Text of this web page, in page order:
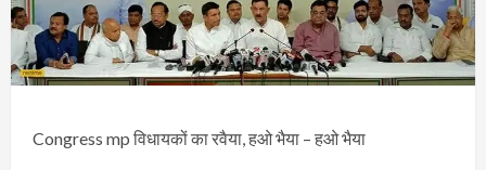
Congress mp विधायकों का रवैया, हओ भैया – हओ भैया